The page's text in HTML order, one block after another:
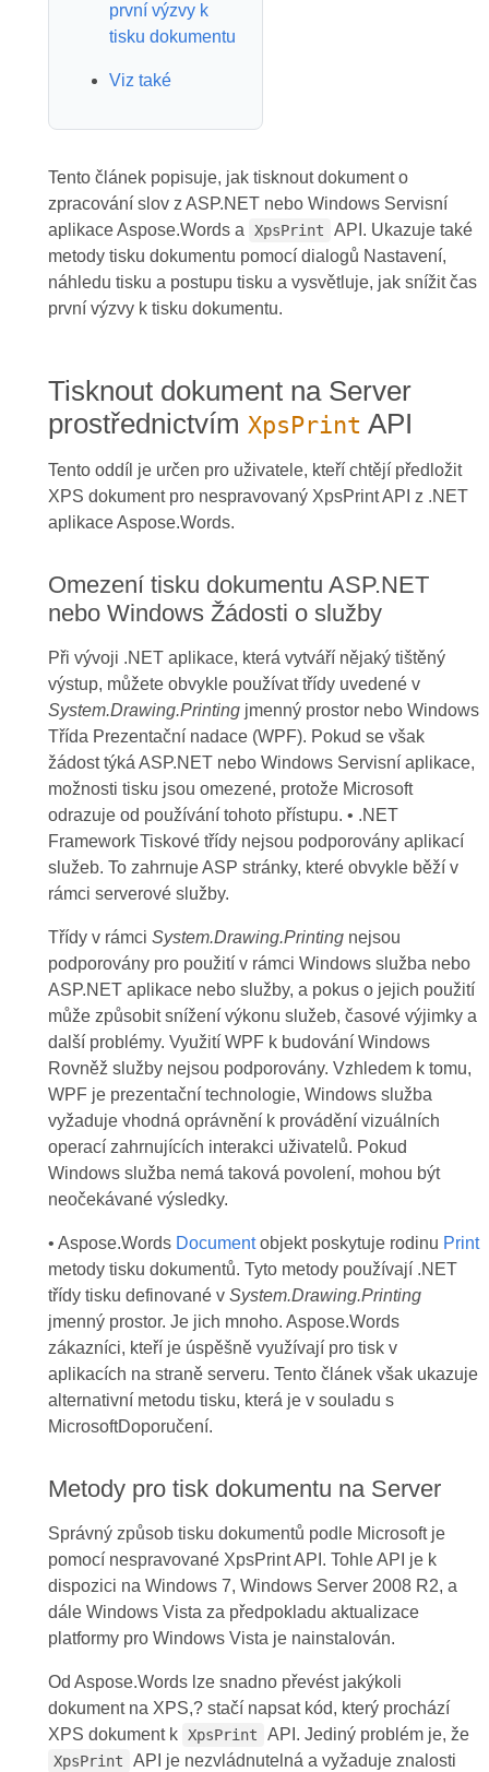
první výzvy k
tisku dokumentu
Viz také
Tento článek popisuje, jak tisknout dokument o
zpracování slov z ASP.NET nebo Windows Servisní
aplikace Aspose.Words a
XpsPrint
API. Ukazuje také
metody tisku dokumentu pomocí dialogů Nastavení,
náhledu tisku a postupu tisku a vysvětluje, jak snížit čas
první výzvy k tisku dokumentu.
Tisknout dokument na Server
prostřednictvím XpsPrint API
Tento oddíl je určen pro uživatele, kteří chtějí předložit
XPS dokument pro nespravovaný XpsPrint API z .NET
aplikace Aspose.Words.
Omezení tisku dokumentu ASP.NET
nebo Windows Žádosti o služby
Při vývoji .NET aplikace, která vytváří nějaký tištěný
výstup, můžete obvykle používat třídy uvedené v
System.Drawing.Printingjmenný prostor nebo Windows
Třída Prezentační nadace (WPF). Pokud se však
žádost týká ASP.NET nebo Windows Servisní aplikace,
možnosti tisku jsou omezené, protože Microsoft
odrazuje od používání tohoto přístupu. • .NET
Framework Tiskové třídy nejsou podporovány aplikací
služeb. To zahrnuje ASP stránky, které obvykle běží v
rámci serverové služby.
Třídy v rámci System.Drawing.Printingnejsou
podporovány pro použití v rámci Windows služba nebo
ASP.NET aplikace nebo služby, a pokus o jejich použití
může způsobit snížení výkonu služeb, časové výjimky a
další problémy. Využití WPF k budování Windows
Rovněž služby nejsou podporovány. Vzhledem k tomu,
WPF je prezentační technologie, Windows služba
vyžaduje vhodná oprávnění k provádění vizuálních
operací zahrnujících interakci uživatelů. Pokud
Windows služba nemá taková povolení, mohou být
neočekávané výsledky.
• Aspose.Words Documentobjekt poskytuje rodinu Print
metody tisku dokumentů. Tyto metody používají .NET
třídy tisku definované v System.Drawing.Printing
jmenný prostor. Je jich mnoho. Aspose.Words
zákazníci, kteří je úspěšně využívají pro tisk v
aplikacích na straně serveru. Tento článek však ukazuje
alternativní metodu tisku, která je v souladu s
MicrosoftDoporučení.
Metody pro tisk dokumentu na Server
Správný způsob tisku dokumentů podle Microsoft je
pomocí nespravované XpsPrint API. Tohle API je k
dispozici na Windows 7, Windows Server 2008 R2, a
dále Windows Vista za předpokladu aktualizace
platformy pro Windows Vista je nainstalován.
Od Aspose.Words lze snadno převést jakýkoli
dokument na XPS,? stačí napsat kód, který prochází
XPS dokument k
XpsPrint API. Jediný problém je, že
XpsPrint
API je nezvládnutelná a vyžaduje znalosti